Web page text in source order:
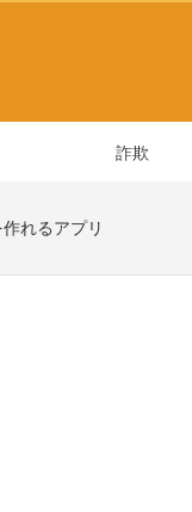
詐欺
れるアプリ